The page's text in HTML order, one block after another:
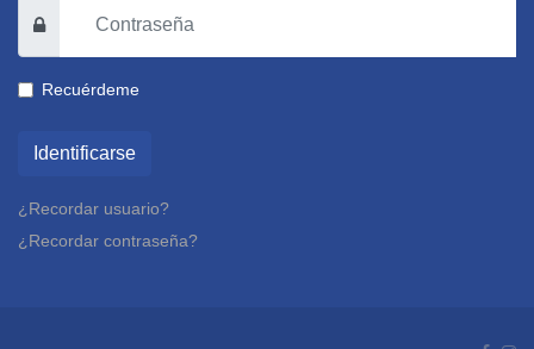
Recuérdeme
Identificarse
¿Recordar usuario?
¿Recordar contraseña?